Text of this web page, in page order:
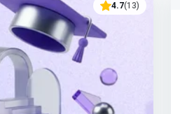
4.7(13)